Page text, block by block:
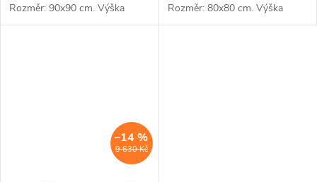
Rozměr: 90x90 cm. Výška
vaničky: 400 mm. Průměr
Rozměr: 80x80 cm. Výška
vaničky: 480 mm. Průměr
9 630 Kč
–14 %